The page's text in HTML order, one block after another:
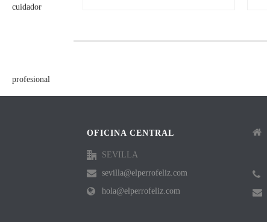
OFICINA CENTRAL
SEVILLA
sevilla@elperrofeliz.com
hola@elperrofeliz.com